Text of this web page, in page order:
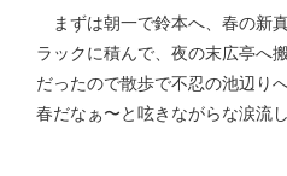
まずは朝一で鈴本へ、春の新
ラックに積んで、夜の末広亭へ
だったので散歩で不忍の池辺り
春だなぁ〜と呟きながらな涙流